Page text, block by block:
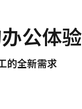
公体验
的全新需求